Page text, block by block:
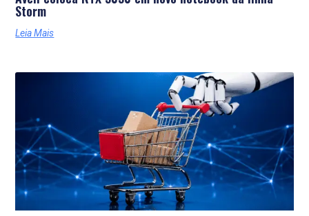
Storm
Leia Mais